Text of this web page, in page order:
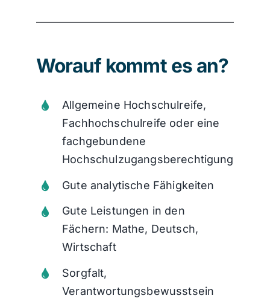
Worauf kommt es an?
Allgemeine Hochschulreife,
Fachhochschulreife oder eine
fachgebundene
Hochschulzugangsberechtigung
Gute analytische Fähigkeiten
Gute Leistungen in den
Fächern: Mathe, Deutsch,
Wirtschaft
Sorgfalt,
Verantwortungsbewusstsein